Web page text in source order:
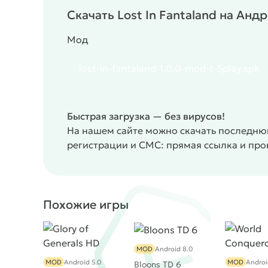
приключение! Судьба Фанталандии в ваших
правителя! Не упустите возможность
Скачать Lost In Fantaland на
Мод
Быстрая загрузка — без вирусов!
На нашем сайте можно скачать
регистрации и СМС: прямая ссылка и
Похожие игры
MOD Android 5.0 Bloons TD 6
MOD Android 8.0
MOD